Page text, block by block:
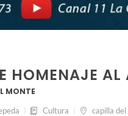
HOMENAJE
MONTE
Cultura capilla